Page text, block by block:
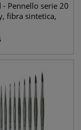
- Pennello serie 20
fibra sintetica,